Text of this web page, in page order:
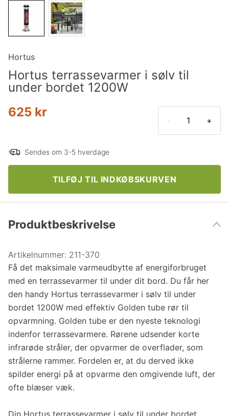
Hortus
Hortus terrassevarmer i sølv til
under bordet 1200W
625 kr
+
Sendes om 3-5 hverdage
TILFØJ TIL INDKØBSKURVEN
Produktbeskrivelse
Artikelnummer: 211-370
Få det maksimale varmeudbytte af energiforbruget
med en terrassevarmer til under dit bord. Du får her
den handy Hortus terrassevarmer i sølv til under
bordet 1200W med effektiv Golden tube rør til
opvarmning. Golden tube er den nyeste teknologi
indenfor terrassevarmere. Rørene udsender korte
infrarøde stråler, der opvarmer de overflader, som
strålerne rammer. Fordelen er, at du derved ikke
spilder energi på at opvarme den omgivende luft, der
ofte blæser væk.
Din Hortus terrassevarmer i sølv til under bordet